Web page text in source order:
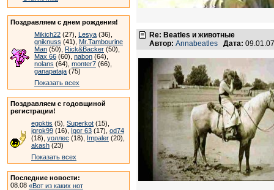
Поздравляем с днем рождения!
Mikich22 (27), Lesya (36),
gniknuss (41), Mr.Tambourine
Man (50), Rick&Backer (50),
Max 66 (60), nabon (64),
nolans (64), monter7 (66),
ganapataja (75)
Показать всех
Поздравляем с годовщиной
регистрации!
egoktis (5), Superkot (15),
igrok99 (16), Igor 63 (17), od74
(18), уоллес (18), Impaler (20),
akash (23)
Показать всех
Последние новости:
08.08 «Вот из каких нот
Re: Beatles и животные
Автор: Annabeatles Дата: